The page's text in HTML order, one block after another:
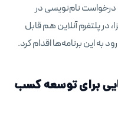
درخواست نام‌نویسی در
در پلتفرم آنلاین هم قابل
به این برنامه‌ها اقدام کرد.
برای توسعه کسب